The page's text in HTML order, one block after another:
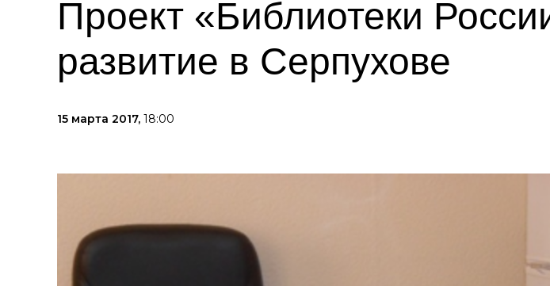
Проект «Библиотеки
развитие в Серпухове
15 марта 2017, 18:00